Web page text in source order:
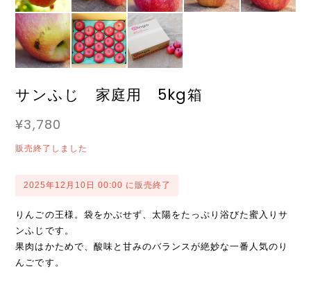
サンふじ 家庭用 5kg箱
¥3,780
販売終了しました
2025年12月10日 00:00 に販売終了
りんごの王様。袋をかぶせず、太陽をたっぷり浴びた蜜入りサ
ンふじです。
果肉はかためで、酸味と甘みのバランスが絶妙な一番人気のり
んごです。